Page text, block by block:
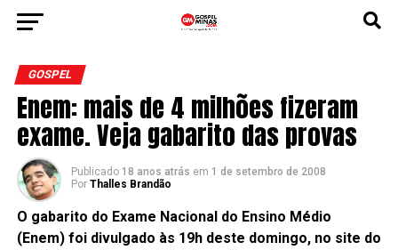
GOSPEL
Enem: mais de 4 milhões fizeram
exame. Veja gabarito das provas
Publicado 18 anos atrás em 1 de setembro de 2008
Por Thalles Brandão
O gabarito do Exame Nacional do Ensino Médio
(Enem) foi divulgado às 19h deste domingo, no site do